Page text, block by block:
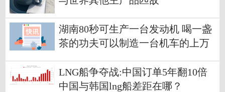
湖南80秒可生产一台发动机 喝一盏
茶的功夫可以制造一台机车的上万
LNG船争夺战:中国订单5年翻10倍
中国与韩国lng船差距在哪？